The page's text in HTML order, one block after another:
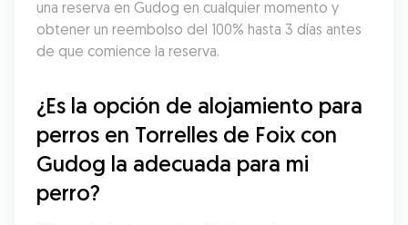
una reserva en Gudog en cualquier momento y
obtener un reembolso del 100% hasta 3 días antes
de que comience la reserva.
¿Es la opción de alojamiento para
perros en Torrelles de Foix con
Gudog la adecuada para mi
perro?